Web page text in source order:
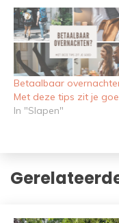
Betaalbaar
Met deze tips zit je
In "Slapen"